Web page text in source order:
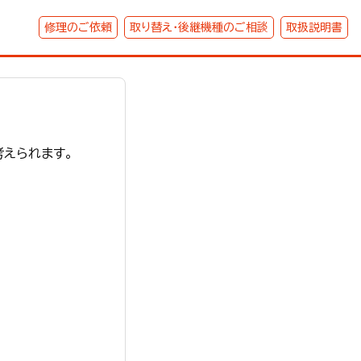
修理のご依頼 取り替え・後継機種のご相談 取扱説明書
られます。